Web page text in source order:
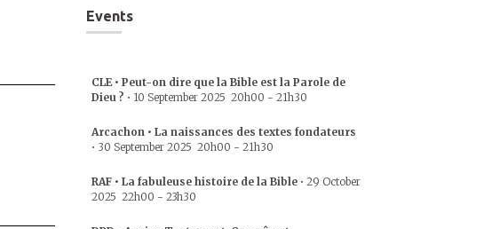
Events
CLE • Peut-on dire que la Bible est la Parole de
Dieu ? • 10 September 2025 20h00 - 21h30
Arcachon • La naissances des textes fondateurs
• 30 September 2025 20h00 - 21h30
RAF • La fabuleuse histoire de la Bible • 29 October
2025 22h00 - 23h30